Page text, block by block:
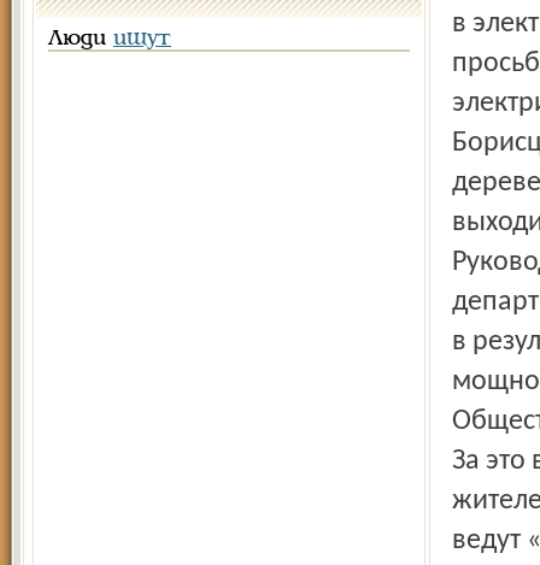
Люди ищут
в
в
За это
ведут